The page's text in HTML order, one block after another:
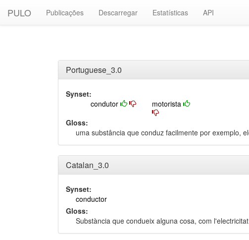
PULO Publicações Descarregar Estatísticas API
Portuguese_3.0
Synset:
condutor
motorista
Gloss:
uma substância que conduz facilmente por exemplo,
Catalan_3.0
Synset:
conductor
Gloss:
Substància que condueix alguna cosa, com